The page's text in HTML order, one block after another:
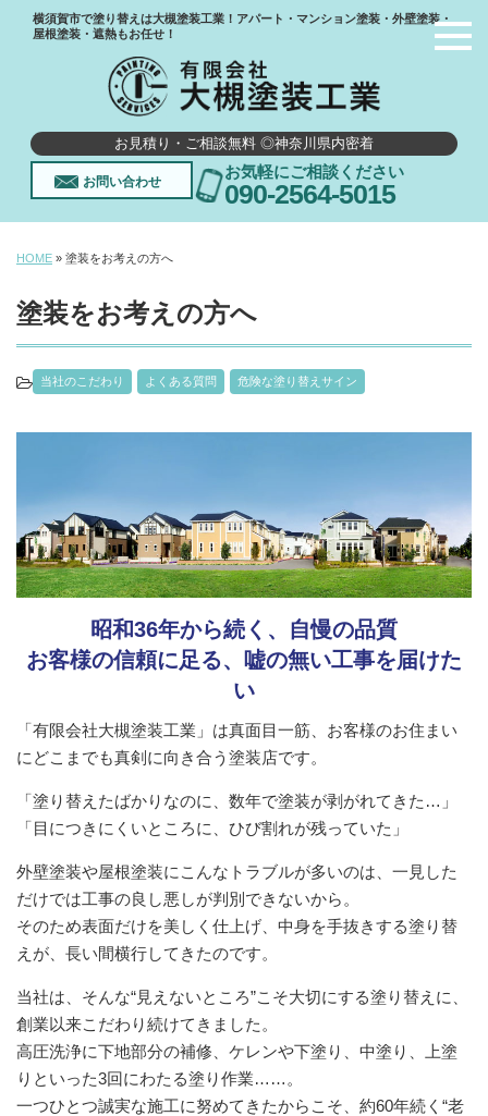
横須賀市で塗り替えは大槻塗装工業！アパート・マンション塗装・外壁塗装・
屋根塗装・遮熱もお任せ！
お見積り・ご相談無料 ◎神奈川県内密着
お問い合わせ
お気軽にご相談ください
090-2564-5015
HOME » 塗装をお考えの方へ
塗装をお考えの方へ
当社のこだわり よくある質問 危険な塗り替えサイン
昭和36年から続く、自慢の品質
お客様の信頼に足る、嘘の無い工事を届けた
い
「有限会社大槻塗装工業」は真面目一筋、お客様のお住まい
にどこまでも真剣に向き合う塗装店です。
「塗り替えたばかりなのに、数年で塗装が剥がれてきた…」
「目につきにくいところに、ひび割れが残っていた」
外壁塗装や屋根塗装にこんなトラブルが多いのは、一見した
だけでは工事の良し悪しが判別できないから。
そのため表面だけを美しく仕上げ、中身を手抜きする塗り替
えが、長い間横行してきたのです。
当社は、そんな“見えないところ”こそ大切にする塗り替えに、
創業以来こだわり続けてきました。
高圧洗浄に下地部分の補修、ケレンや下塗り、中塗り、上塗
りといった3回にわたる塗り作業……。
一つひとつ誠実な施工に努めてきたからこそ、約60年続く“老